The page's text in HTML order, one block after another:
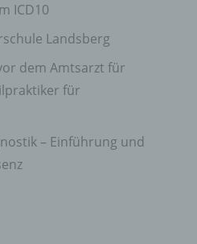
ICD10
Landsberg
dem Amtsarzt für
für
– Einführung und